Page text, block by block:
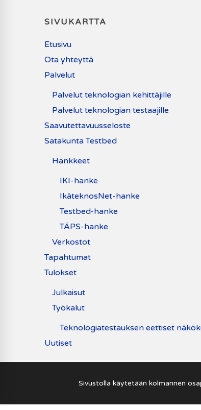
SIVUKARTTA
Etusivu
Ota yhteyttä
Palvelut
Palvelut teknologian kehittäjille
Palvelut teknologian testaajille
Saavutettavuusseloste
Satakunta Testbed
Hankkeet
IKI-hanke
IkäteknosNet-hanke
Testbed-hanke
TÄPS-hanke
Verkostot
Tapahtumat
Tulokset
Julkaisut
Työkalut
Teknologiatestauksen eettiset
Uutiset
Sivustolla käytetään kolmannen